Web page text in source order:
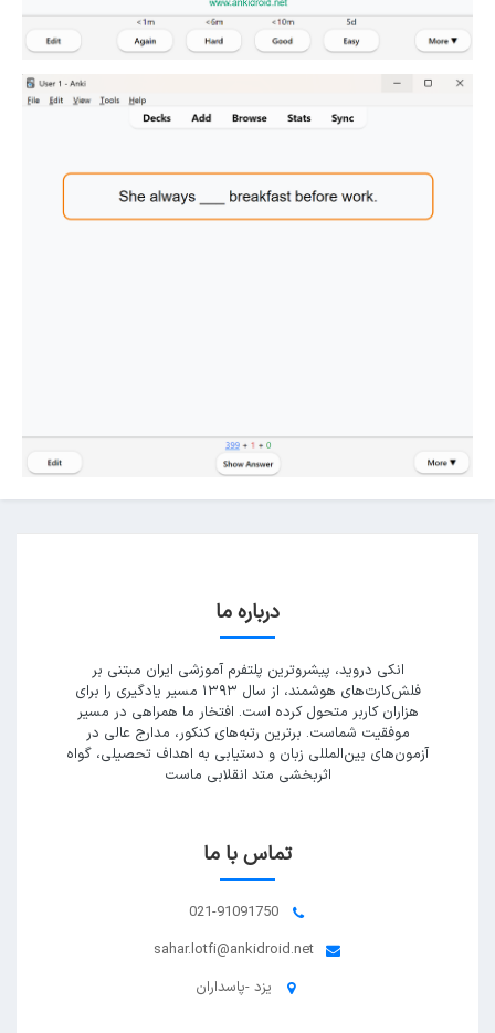
درباره ما
انکی دروید، پیشروترین پلتفرم آموزشی ایران مبتنی بر
فلش‌کارت‌های هوشمند، از سال ۱۳۹۳ مسیر یادگیری را برای
هزاران کاربر متحول کرده است. افتخار ما همراهی در مسیر
موفقیت شماست. برترین رتبه‌های کنکور، مدارج عالی در
آزمون‌های بین‌المللی زبان و دستیابی به اهداف تحصیلی، گواه
اثربخشی متد انقلابی ماست
تماس با ما
021-91091750
sahar.lotfi@ankidroid.net
یزد -پاسداران